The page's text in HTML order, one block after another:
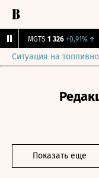
MGTS 1 326 +0,91% ↑
Ситуация на
Показать еще